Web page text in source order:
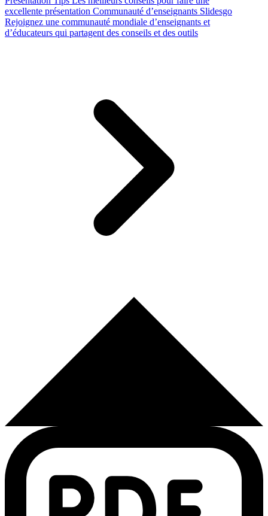
excellente présentation Communauté d’enseignants Slidesgo
Rejoignez une communauté mondiale d’enseignants et
d’éducateurs qui partagent des conseils et des outils